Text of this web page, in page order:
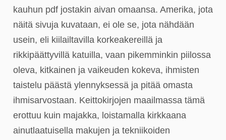
kauhun pdf jostakin aivan omaansa. Amerika, jota
näitä sivuja kuvataan, ei ole se, jota nähdään
usein, eli kiilailtavilla korkeakereillä ja
rikkipäättyvillä katuilla, vaan pikemminkin piilossa
oleva, kitkainen ja vaikeuden kokeva, ihmisten
taistelu päästä ylennyksessä ja pitää omasta
ihmisarvostaan. Keittokirjojen maailmassa tämä
erottuu kuin majakka, loistamalla kirkkaana
ainutlaatuisella makujen ja tekniikoiden